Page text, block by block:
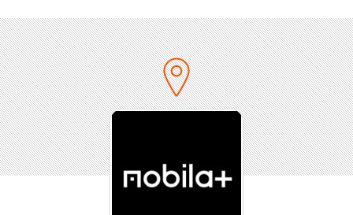
aus den musikalisch kreativsten Jahrzehnten ever!
Am Samstag den 13.07.24 ab 23:00Uhr ist die nächste
Eskalation des Heilbronner Kessels terminiert.
Wer schon dabei war weiß was gemeint ist - wer die
90s Chicks noch nicht in Aktion erlebt hat sollte sich
das nicht entgehen lassen!
Also ... Termin FETT in Kalender eintragen, Dress ready
machen, Drink holen, Handy weg und feiern bis zum
abwinken.